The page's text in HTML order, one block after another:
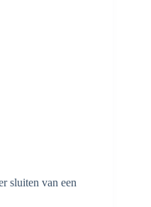
sluiten van een